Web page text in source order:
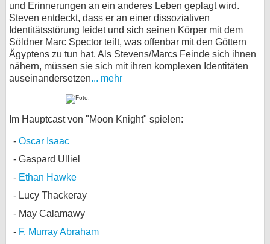
und Erinnerungen an ein anderes Leben geplagt wird.
Steven entdeckt, dass er an einer dissoziativen
Identitätsstörung leidet und sich seinen Körper mit dem
Söldner Marc Spector teilt, was offenbar mit den Göttern
Ägyptens zu tun hat. Als Stevens/Marcs Feinde sich ihnen
nähern, müssen sie sich mit ihren komplexen Identitäten
auseinandersetzen... mehr
Im Hauptcast von "Moon Knight" spielen:
Oscar Isaac
Gaspard Ulliel
Ethan Hawke
Lucy Thackeray
May Calamawy
F. Murray Abraham